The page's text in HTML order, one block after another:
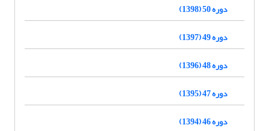
دوره 50 (1398)
دوره 49 (1397)
دوره 48 (1396)
دوره 47 (1395)
دوره 46 (1394)